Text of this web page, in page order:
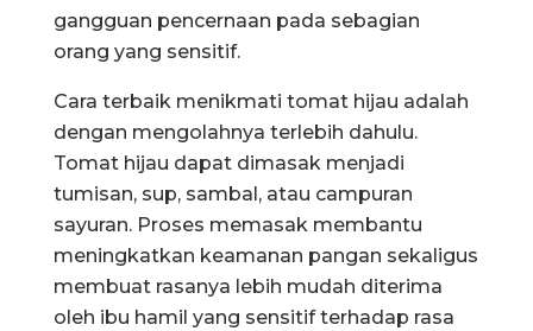
gangguan pencernaan pada sebagian
orang yang sensitif.
Cara terbaik menikmati tomat hijau adalah
dengan mengolahnya terlebih dahulu.
Tomat hijau dapat dimasak menjadi
tumisan, sup, sambal, atau campuran
sayuran. Proses memasak membantu
meningkatkan keamanan pangan sekaligus
membuat rasanya lebih mudah diterima
oleh ibu hamil yang sensitif terhadap rasa